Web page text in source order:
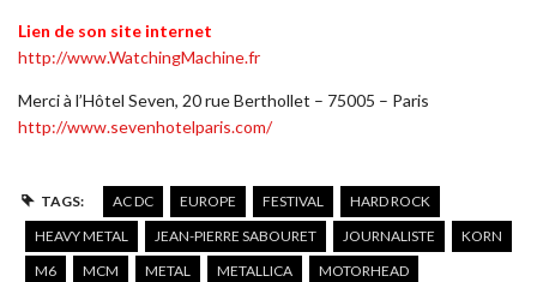
Lien de son site internet
http://www.WatchingMachine.fr
Merci à l’Hôtel Seven, 20 rue Berthollet – 75005 – Paris
http://www.sevenhotelparis.com/
TAGS: AC DC EUROPE FESTIVAL
HARD ROCK
HEAVY METAL
JEAN-PIERRE SABOURET JOURNALISTE
KORN
M6
MCM METAL METALLICA
MOTORHEAD